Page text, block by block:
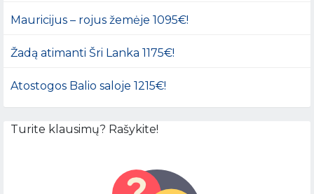
Mauricijus – rojus žemėje 1095€!
Žadą atimanti Šri Lanka 1175€!
Atostogos Balio saloje 1215€!
Turite klausimų? Rašykite!